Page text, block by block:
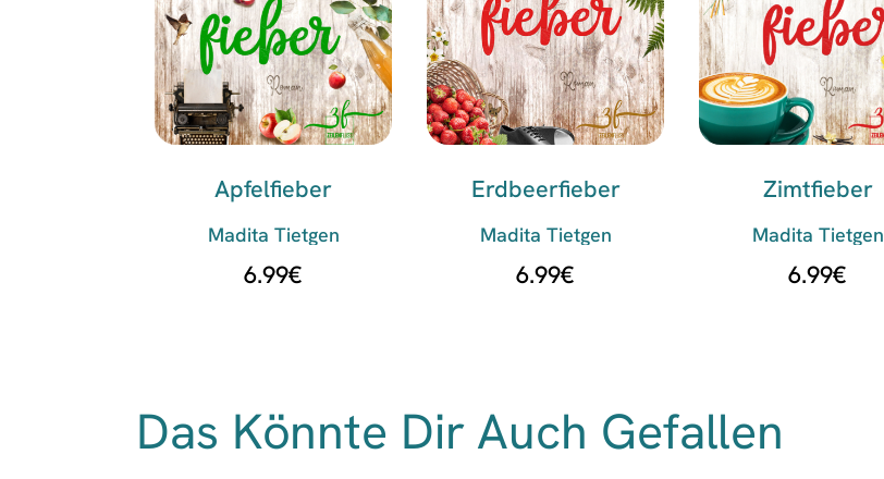
Apfelfieber
Madita Tietgen
6.99€
Erdbeerfieber
Madita Tietgen
6.99€
Zimtfieber
Madita Tietgen
6.99€
Das Könnte Dir Auch Gefallen